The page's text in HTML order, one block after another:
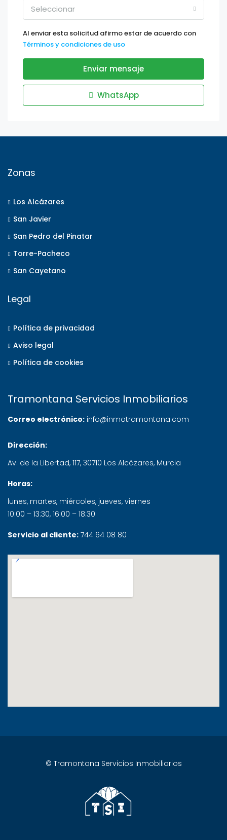
Seleccionar
Al enviar esta solicitud afirmo estar de acuerdo con
Términos y condiciones de uso
Enviar mensaje
WhatsApp
Zonas
Los Alcázares
San Javier
San Pedro del Pinatar
Torre-Pacheco
San Cayetano
Legal
Política de privacidad
Aviso legal
Política de cookies
Tramontana Servicios Inmobiliarios
Correo electrónico: info@inmotramontana.com
Dirección:
Av. de la Libertad, 117, 30710 Los Alcázares, Murcia
Horas:
lunes, martes, miércoles, jueves, viernes
10:00 – 13:30, 16:00 – 18:30
Servicio al cliente: 744 64 08 80
© Tramontana Servicios Inmobiliarios